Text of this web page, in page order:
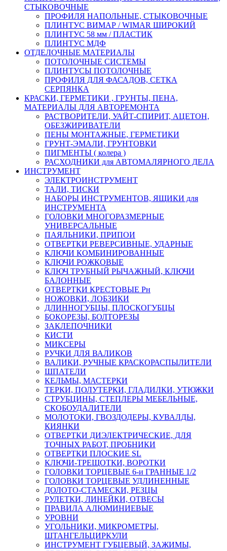
СТЫКОВОЧНЫЕ
ПРОФИЛЯ НАПОЛЬНЫЕ, СТЫКОВОЧНЫЕ
ПЛИНТУС ВИМАР / WIMAR ШИРОКИЙ
ПЛИНТУС 58 мм / ПЛАСТИК
ПЛИНТУС МДФ
ОТДЕЛОЧНЫЕ МАТЕРИАЛЫ
ПОТОЛОЧНЫЕ СИСТЕМЫ
ПЛИНТУСЫ ПОТОЛОЧНЫЕ
ПРОФИЛЯ ДЛЯ ФАСАДОВ, СЕТКА
СЕРПЯНКА
КРАСКИ, ГЕРМЕТИКИ , ГРУНТЫ, ПЕНА,
МАТЕРИАЛЫ ДЛЯ АВТОРЕМОНТА
РАСТВОРИТЕЛИ, УАЙТ-СПИРИТ, АЦЕТОН,
ОБЕЗЖИРИВАТЕЛИ
ПЕНЫ МОНТАЖНЫЕ, ГЕРМЕТИКИ
ГРУНТ-ЭМАЛИ, ГРУНТОВКИ
ПИГМЕНТЫ ( колера )
РАСХОДНИКИ для АВТОМАЛЯРНОГО ДЕЛА
ИНСТРУМЕНТ
ЭЛЕКТРОИНСТРУМЕНТ
ТАЛИ, ТИСКИ
НАБОРЫ ИНСТРУМЕНТОВ, ЯЩИКИ для
ИНСТРУМЕНТА
ГОЛОВКИ МНОГОРАЗМЕРНЫЕ
УНИВЕРСАЛЬНЫЕ
ПАЯЛЬНИКИ, ПРИПОИ
ОТВЕРТКИ РЕВЕРСИВНЫЕ, УДАРНЫЕ
КЛЮЧИ КОМБИНИРОВАННЫЕ
КЛЮЧИ РОЖКОВЫЕ
КЛЮЧ ТРУБНЫЙ РЫЧАЖНЫЙ, КЛЮЧИ
БАЛОННЫЕ
ОТВЕРТКИ КРЕСТОВЫЕ Рн
НОЖОВКИ, ЛОБЗИКИ
ДЛИННОГУБЦЫ, ПЛОСКОГУБЦЫ
БОКОРЕЗЫ, БОЛТОРЕЗЫ
ЗАКЛЕПОЧНИКИ
КИСТИ
МИКСЕРЫ
РУЧКИ ДЛЯ ВАЛИКОВ
ВАЛИКИ, РУЧНЫЕ КРАСКОРАСПЫЛИТЕЛИ
ШПАТЕЛИ
КЕЛЬМЫ, МАСТЕРКИ
ТЕРКИ, ПОЛУТЕРКИ, ГЛАДИЛКИ, УТЮЖКИ
СТРУБЦИНЫ, СТЕПЛЕРЫ МЕБЕЛЬНЫЕ,
СКОБОУДАЛИТЕЛИ
МОЛОТОКИ, ГВОЗДОДЕРЫ, КУВАЛДЫ,
КИЯНКИ
ОТВЕРТКИ ДИЭЛЕКТРИЧЕСКИЕ, ДЛЯ
ТОЧНЫХ РАБОТ, ПРОБНИКИ
ОТВЕРТКИ ПЛОСКИЕ SL
КЛЮЧИ-ТРЕЩОТКИ, ВОРОТКИ
ГОЛОВКИ ТОРЦЕВЫЕ 6-и ГРАННЫЕ 1/2
ГОЛОВКИ ТОРЦЕВЫЕ УДЛИНЕННЫЕ
ДОЛОТО-СТАМЕСКИ, РЕЗЦЫ
РУЛЕТКИ, ЛИНЕЙКИ, ОТВЕСЫ
ПРАВИЛА АЛЮМИНИЕВЫЕ
УРОВНИ
УГОЛЬНИКИ, МИКРОМЕТРЫ,
ШТАНГЕЛЬЦИРКУЛИ
ИНСТРУМЕНТ ГУБЦЕВЫЙ, ЗАЖИМЫ,